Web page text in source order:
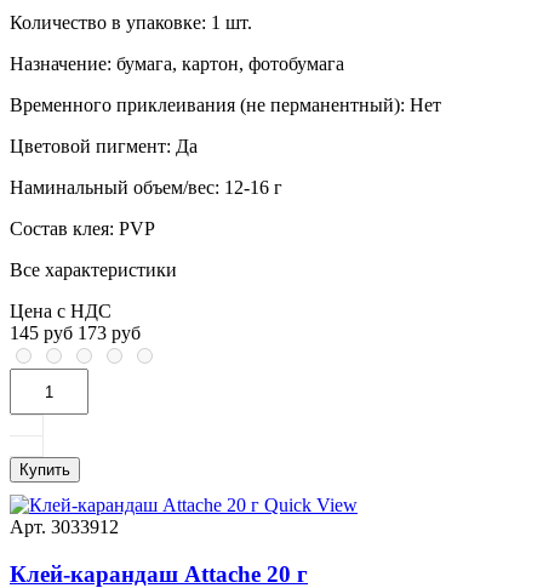
Количество в упаковке: 1 шт.
Назначение: бумага, картон, фотобумага
Временного приклеивания (не перманентный): Нет
Цветовой пигмент: Да
Наминальный объем/вес: 12-16 г
Состав клея: PVP
Все характеристики
Цена с НДС
145 руб 173 руб
Купить
Quick View
Арт. 3033912
Клей-карандаш Attache 20 г